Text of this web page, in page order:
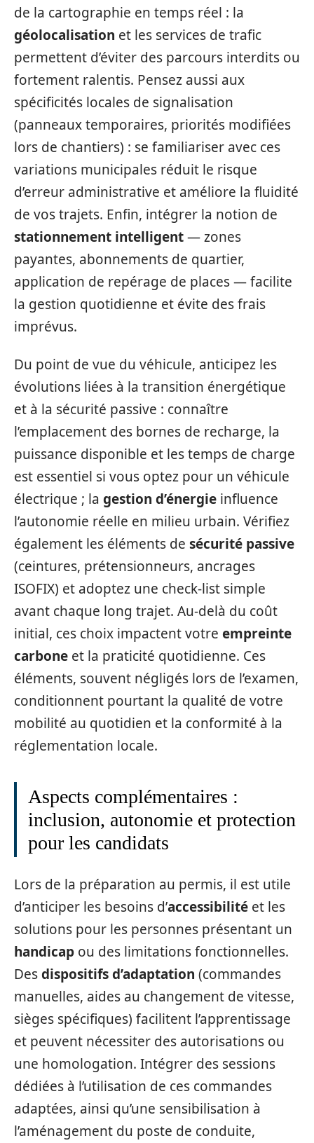
de la cartographie en temps réel : la
géolocalisation et les services de trafic
permettent d’éviter des parcours interdits ou
fortement ralentis. Pensez aussi aux
spécificités locales de signalisation
(panneaux temporaires, priorités modifiées
lors de chantiers) : se familiariser avec ces
variations municipales réduit le risque
d’erreur administrative et améliore la fluidité
de vos trajets. Enfin, intégrer la notion de
stationnement intelligent— zones
payantes, abonnements de quartier,
application de repérage de places — facilite
la gestion quotidienne et évite des frais
imprévus.
Du point de vue du véhicule, anticipez les
évolutions liées à la transition énergétique
et à la sécurité passive : connaître
l’emplacement des bornes de recharge, la
puissance disponible et les temps de charge
est essentiel si vous optez pour un véhicule
électrique ; la gestion d’énergie influence
l’autonomie réelle en milieu urbain. Vérifiez
également les éléments de sécurité passive
(ceintures, prétensionneurs, ancrages
ISOFIX) et adoptez une check‑list simple
avant chaque long trajet. Au-delà du coût
initial, ces choix impactent votre empreinte
carbone et la praticité quotidienne. Ces
éléments, souvent négligés lors de l’examen,
conditionnent pourtant la qualité de votre
mobilité au quotidien et la conformité à la
réglementation locale.
Aspects complémentaires :
inclusion, autonomie et protection
pour les candidats
Lors de la préparation au permis, il est utile
d’anticiper les besoins d’accessibilité et les
solutions pour les personnes présentant un
handicap ou des limitations fonctionnelles.
Desdispositifs d’adaptation (commandes
manuelles, aides au changement de vitesse,
sièges spécifiques) facilitent l’apprentissage
et peuvent nécessiter des autorisations ou
une homologation. Intégrer des sessions
dédiées à l’utilisation de ces commandes
adaptées, ainsi qu’une sensibilisation à
l’aménagement du poste de conduite,